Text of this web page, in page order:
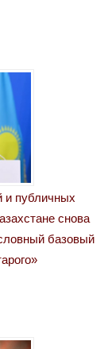
и публичных
снова
базовый